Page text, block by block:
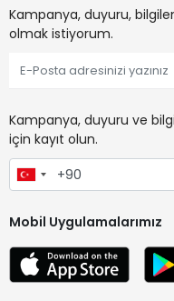
Kampanya, duyuru,
olmak istiyorum.
Kampanya, duyuru ve
için kayıt olun.
Mobil Uygulamalarımız